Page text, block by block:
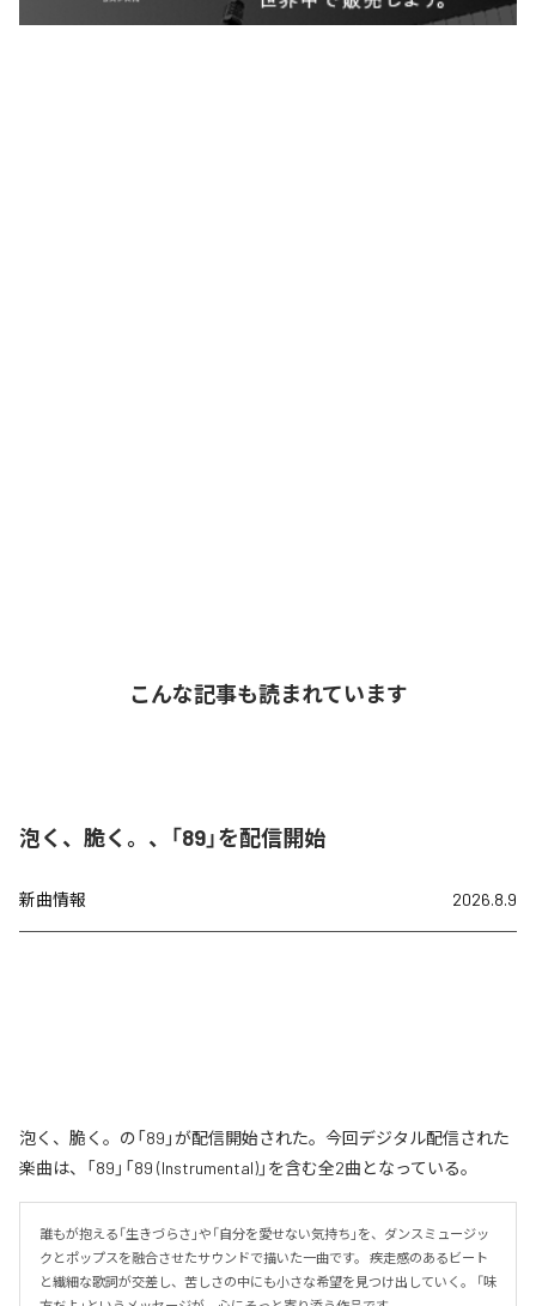
こんな記事も読まれています
泡く、脆く。、「89」を配信開始
新曲情報 2026.8.9
泡く、脆く。の「89」が配信開始された。今回デジタル配信された
楽曲は、「89」「89 (Instrumental)」を含む全2曲となっている。
誰もが抱える「生きづらさ」や「自分を愛せない気持ち」を、ダンスミュージッ
クとポップスを融合させたサウンドで描いた一曲です。 疾走感のあるビート
と繊細な歌詞が交差し、苦しさの中にも小さな希望を見つけ出していく。 「味